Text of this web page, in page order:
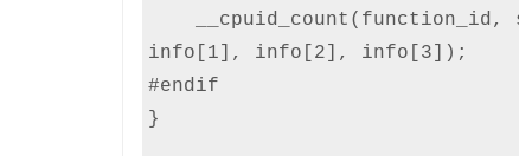
info[1], info[2], info[3]);
#endif
}